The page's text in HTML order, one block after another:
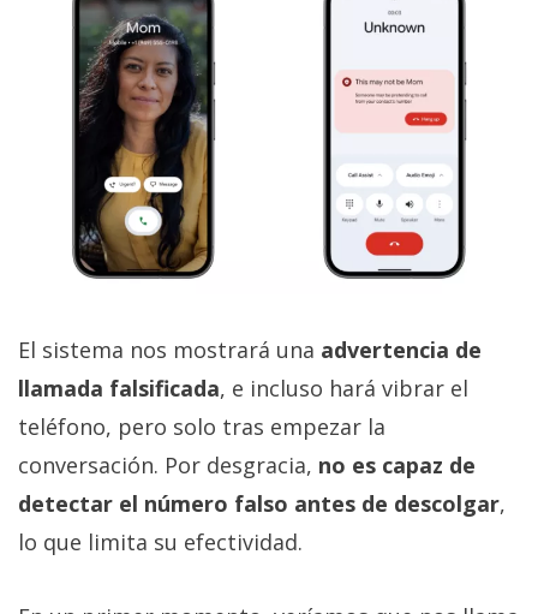
El sistema nos mostrará una advertencia de
llamada falsificada, e incluso hará vibrar el
teléfono, pero solo tras empezar la
conversación. Por desgracia, no es capaz de
detectar el número falso antes de descolgar,
lo que limita su efectividad.